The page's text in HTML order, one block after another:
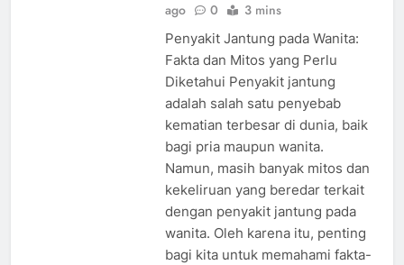
ago
0 3 mins
Penyakit Jantung pada Wanita:
Fakta dan Mitos yang Perlu
Diketahui Penyakit jantung
adalah salah satu penyebab
kematian terbesar di dunia, baik
bagi pria maupun wanita.
Namun, masih banyak mitos dan
kekeliruan yang beredar terkait
dengan penyakit jantung pada
wanita. Oleh karena itu, penting
bagi kita untuk memahami fakta-